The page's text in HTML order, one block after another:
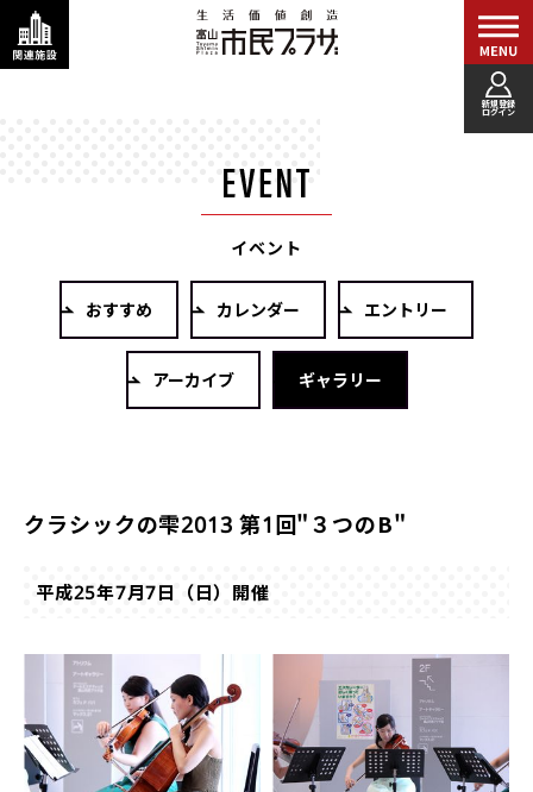
新規登録
ログイン
イベント
おすすめ カレンダー エントリー
アーカイブ ギャラリー
クラシックの雫2013 第1回"３つのB"
平成25年7月7日（日）開催